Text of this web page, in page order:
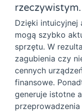
rzeczywistym.
Dzięki intuicyjnej
mogą szybko
sprzętu. W
zagubienia czy
cennych
finansowe.
generuje istotne